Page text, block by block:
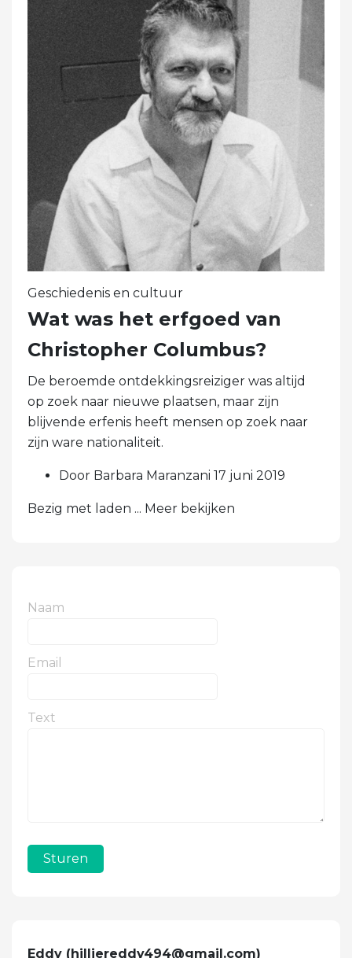
Geschiedenis en cultuur
Wat was het erfgoed van
Christopher Columbus?
De beroemde ontdekkingsreiziger was altijd
op zoek naar nieuwe plaatsen, maar zijn
blijvende erfenis heeft mensen op zoek naar
zijn ware nationaliteit.
Door Barbara Maranzani 17 juni 2019
Bezig met laden ... Meer bekijken
Naam
Email
Text
Sturen
Eddy (hilliereddy494@gmail.com)